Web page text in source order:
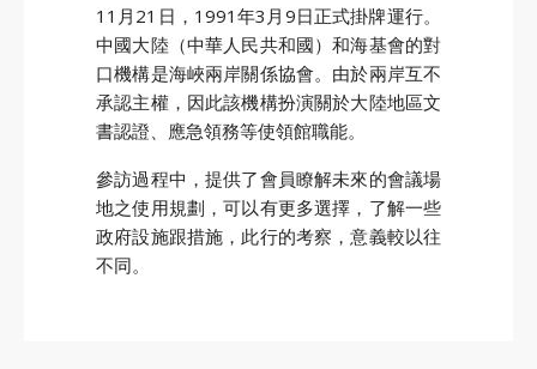
11月21日，1991年3月9日正式掛牌運行。
中國大陸（中華人民共和國）和海基會的對
口機構是海峽兩岸關係協會。由於兩岸互不
承認主權，因此該機構扮演關於大陸地區文
書認證、應急領務等使領館職能。
參訪過程中，提供了會員瞭解未來的會議場
地之使用規劃，可以有更多選擇，了解一些
政府設施跟措施，此行的考察，意義較以往
不同。